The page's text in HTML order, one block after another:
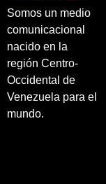
Somos un medio
comunicacional
nacido en la
región Centro-
Occidental de
Venezuela para el
mundo.